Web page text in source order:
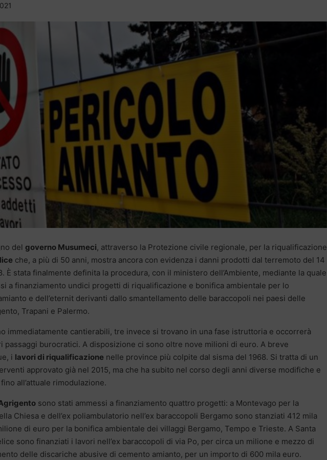
del governo Musumeci, attraverso la Protezione civile regionale, per la riqualificazione
che, a più di 50 anni, mostra ancora con evidenza i danni prodotti dal terremoto del 14
È stata finalmente definita la procedura, con il ministero dell’Ambiente, mediante la quale
a finanziamento undici progetti di riqualificazione e bonifica ambientale per lo
e dell’eternit derivanti dallo smantellamento delle baraccopoli nei paesi delle
Trapani e Palermo.
immediatamente cantierabili, tre invece si trovano in una fase istruttoria e occorrerà
passaggi burocratici. A disposizione ci sono oltre nove milioni di euro. A breve
i lavori di riqualificazione nelle province più colpite dal sisma del 1968. Si tratta di un
approvato già nel 2015, ma che ha subito nel corso degli anni diverse modifiche e
all’attuale rimodulazione.
sono stati ammessi a finanziamento quattro progetti: a Montevago per la
Chiesa e dell’ex poliambulatorio nell’ex baraccopoli Bergamo sono stanziati 412 mila
di euro per la bonifica ambientale dei villaggi Bergamo, Tempo e Trieste. A Santa
sono finanziati i lavori nell’ex baraccopoli di via Po, per circa un milione e mezzo di
delle discariche abusive di cemento amianto, per un importo di 600 mila euro.